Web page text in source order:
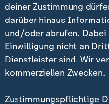
deiner Zustimmung
darüber hinaus
und/oder abrufen. Dabei
Einwilligung nicht an
Dienstleister sind. Wir
kommerziellen Zwecken.
Zustimmungspflichtige